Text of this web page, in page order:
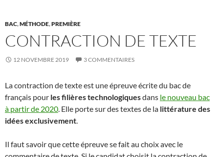
BAC,MÉTHODE,PREMIÈRE
CONTRACTION DE TEXTE
12 NOVEMBRE 2019 3 COMMENTAIRES
La contraction de texte est une épreuve écrite du bac de
français pour les filières technologiquesdans le nouveau bac
à partir de 2020. Elle porte sur des textes de la littérature des
idées exclusivement.
Il faut savoir que cette épreuve se fait au choix avec le